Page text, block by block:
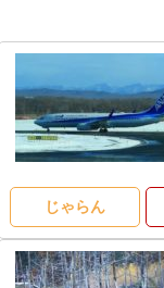
じゃらん